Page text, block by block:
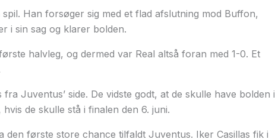
Han forsøger sig med et flad afslutning mod Buffon,
i sin sag og klarer bolden.
halvleg, og dermed var Real altså foran med 1-0. Et
Juventus’ side. De vidste godt, at de skulle have bolden i
de skulle stå i finalen den 6. juni.
den første store chance tilfaldt Juventus. Iker Casillas fik i